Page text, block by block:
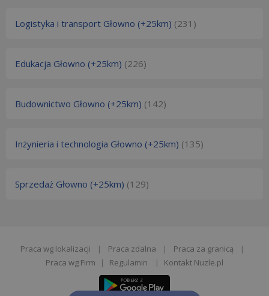
Logistyka i transport Głowno (+25km) (231)
Edukacja Głowno (+25km) (226)
Budownictwo Głowno (+25km) (142)
Inżynieria i technologia Głowno (+25km) (135)
Sprzedaż Głowno (+25km) (129)
Praca wg lokalizacji | Praca zdalna | Praca za granicą
|
Praca wg Firm
| Regulamin | Kontakt Nuzle.pl